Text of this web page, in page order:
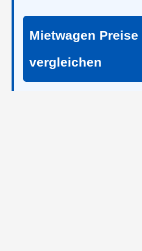
Mietwagen
vergleichen